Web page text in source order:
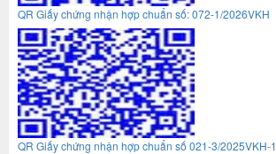
QR Giấy chứng nhận hợp chuẩn số: 072-1/2026VKH
QR Giấy chứng nhận hợp chuẩn số 021-3/2025VKH-1